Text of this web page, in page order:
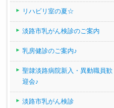
リハビリ室の夏☆
淡路市乳がん検診のご案内
乳房健診のご案内♪
聖隷淡路病院新入・異動職員歓
迎会♪
淡路市乳がん検診